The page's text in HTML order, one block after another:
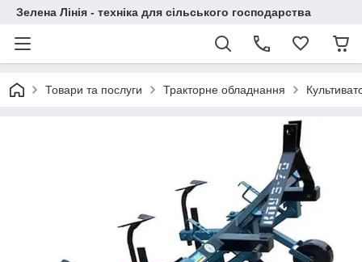
Зелена Лінія - техніка для сільського господарства
Товари та послуги Тракторне обладнання